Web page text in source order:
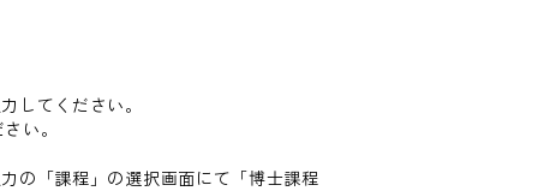
してください。
い。
の「課程」の選択画面にて「博士課程